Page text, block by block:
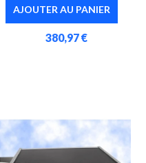
AJOUTER AU PANIER
380,97 €